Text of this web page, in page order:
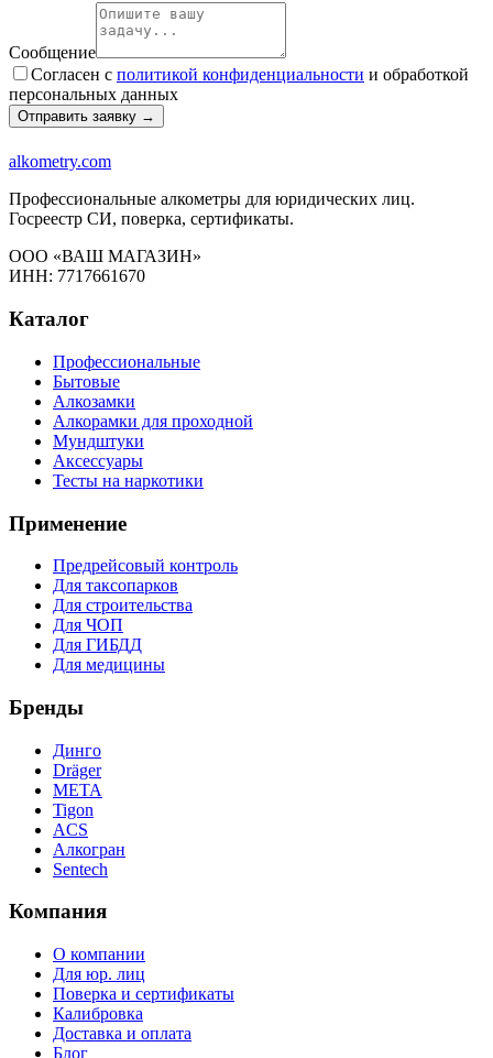
Сообщение
Согласен с политикой конфиденциальности и обработкой
персональных данных
Отправить заявку →
alkometry.com
Профессиональные алкометры для юридических лиц.
Госреестр СИ, поверка, сертификаты.
ООО «ВАШ МАГАЗИН»
ИНН: 7717661670
Каталог
Профессиональные
Бытовые
Алкозамки
Алкорамки для проходной
Мундштуки
Аксессуары
Тесты на наркотики
Применение
Предрейсовый контроль
Для таксопарков
Для строительства
Для ЧОП
Для ГИБДД
Для медицины
Бренды
Динго
Dräger
МЕТА
Tigon
ACS
Алкогран
Sentech
Компания
О компании
Для юр. лиц
Поверка и сертификаты
Калибровка
Доставка и оплата
Блог